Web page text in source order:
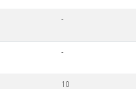
-
-
10